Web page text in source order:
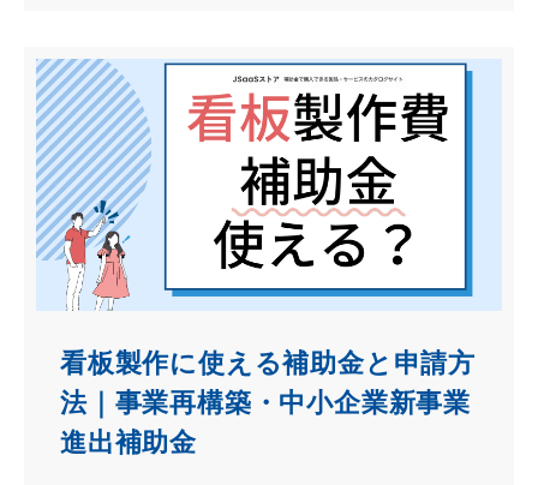
看板製作に使える補助金と申請方
法｜事業再構築・中小企業新事業
進出補助金